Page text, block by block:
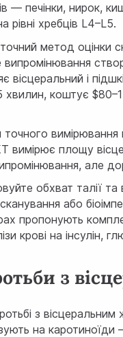
— печінки, нирок,
хребців L4–L5.
метод оцінки
випромінювання
вісцеральний і
хвилин, коштує
вимірювання
вимірює площу
але
обхват талії
або
пропонують
крові на інсулін,
з
з
на